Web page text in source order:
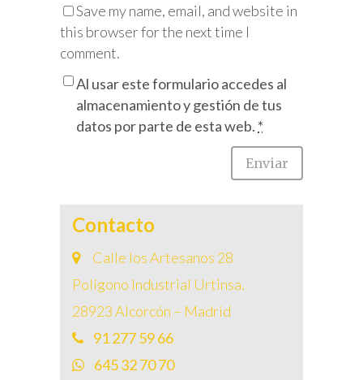
Save my name, email, and website in
this browser for the next time I
comment.
Al usar este formulario accedes al
almacenamiento y gestión de tus
datos por parte de esta web. *
Contacto
Calle los Artesanos 28
Polígono Industrial Urtinsa.
28923 Alcorcón – Madrid
91 277 59 66
645 32 70 70